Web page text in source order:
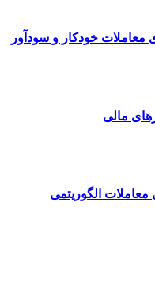
خودکار و سودآور
مالی
معاملات الگوریتمی